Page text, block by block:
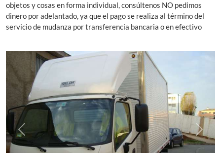
objetos y cosas en forma individual, consúltenos NO pedimos
dinero por adelantado, ya que el pago se realiza al término del
servicio de mudanza por transferencia bancaria o en efectivo
Previous Next